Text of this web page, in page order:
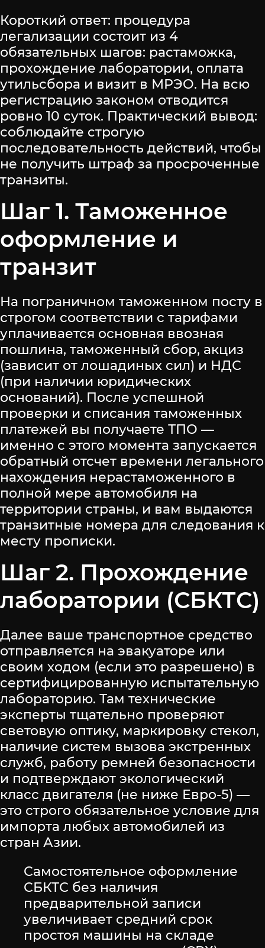
Короткий ответ: процедура
легализации состоит из 4
обязательных шагов: растаможка,
прохождение лаборатории, оплата
утильсбора и визит в МРЭО. На всю
регистрацию законом отводится
ровно 10 суток. Практический вывод:
соблюдайте строгую
последовательность действий, чтобы
не получить штраф за просроченные
транзиты.
Шаг 1. Таможенное
оформление и
транзит
На пограничном таможенном посту в
строгом соответствии с тарифами
уплачивается основная ввозная
пошлина, таможенный сбор, акциз
(зависит от лошадиных сил) и НДС
(при наличии юридических
оснований). После успешной
проверки и списания таможенных
платежей вы получаете ТПО —
именно с этого момента запускается
обратный отсчет времени легального
нахождения нерастаможенного в
полной мере автомобиля на
территории страны, и вам выдаются
транзитные номера для следования к
месту прописки.
Шаг 2. Прохождение
лаборатории (СБКТС)
Далее ваше транспортное средство
отправляется на эвакуаторе или
своим ходом (если это разрешено) в
сертифицированную испытательную
лабораторию. Там технические
эксперты тщательно проверяют
световую оптику, маркировку стекол,
наличие систем вызова экстренных
служб, работу ремней безопасности
и подтверждают экологический
класс двигателя (не ниже Евро-5) —
это строго обязательное условие для
импорта любых автомобилей из
стран Азии.
Самостоятельное оформление
СБКТС без наличия
предварительной записи
увеличивает средний срок
простоя машины на складе